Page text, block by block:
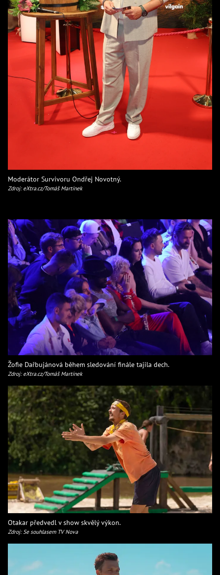
Moderátor Survivoru Ondřej Novotný.
Zdroj: eXtra.cz/Tomáš Martínek
Žofie Dařbujánová během sledování finále tajila dech.
Zdroj: eXtra.cz/Tomáš Martínek
Otakar předvedl v show skvělý výkon.
Zdroj: Se souhlasem TV Nova